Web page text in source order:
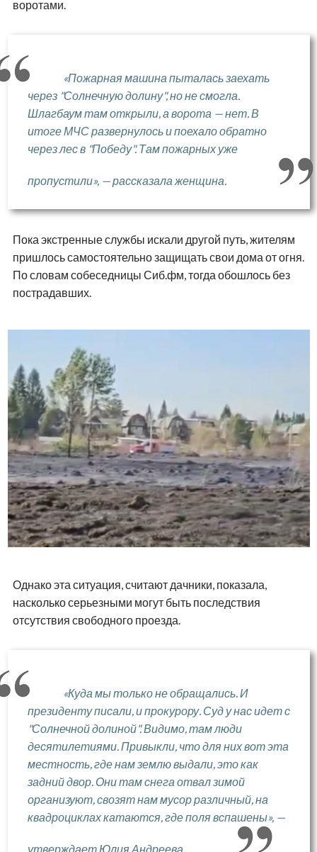
воротами.
«Пожарная машина пыталась заехать
через "Солнечную долину", но не смогла.
Шлагбаум там открыли, а ворота — нет. В
итоге МЧС развернулось и поехало обратно
через лес в "Победу". Там пожарных уже
пропустили», — рассказала женщина.
Пока экстренные службы искали другой путь, жителям
пришлось самостоятельно защищать свои дома от огня.
По словам собеседницы Сиб.фм, тогда обошлось без
пострадавших.
Однако эта ситуация, считают дачники, показала,
насколько серьезными могут быть последствия
отсутствия свободного проезда.
«Куда мы только не обращались. И
президенту писали, и прокурору. Суд у нас идет с
"Солнечной долиной". Видимо, там люди
десятилетиями. Привыкли, что для них вот эта
местность, где нам землю выдали, это как
задний двор. Они там снега отвал зимой
организуют, свозят нам мусор различный, на
квадроциклах катаются, где поля вспашены», —
утверждает Юлия Андреева.